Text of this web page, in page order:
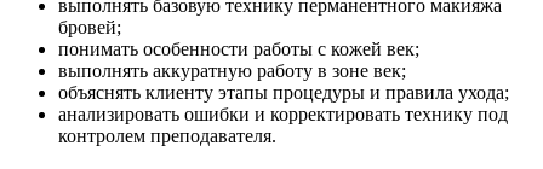
выполнять базовую технику перманентного макияжа
бровей;
понимать особенности работы с кожей век;
выполнять аккуратную работу в зоне век;
объяснять клиенту этапы процедуры и правила ухода;
анализировать ошибки и корректировать технику под
контролем преподавателя.